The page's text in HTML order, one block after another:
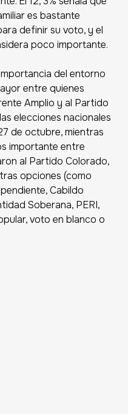
es bastante
definir su voto, y el
poco importante.
del entorno
entre quienes
Amplio y al Partido
elecciones nacionales
de octubre, mientras
importante entre
al Partido Colorado,
opciones (como
Cabildo
Soberana, PERI,
voto en blanco o